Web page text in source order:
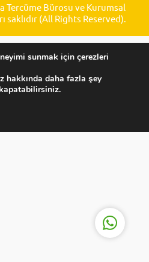
Tercüme Bürosu ve Kurumsal
saklıdır (All Rights Reserved).
Tercüme ve Danışmanlık
sunmak için çerezleri
hakkında daha fazla şey
kapatabilirsiniz.